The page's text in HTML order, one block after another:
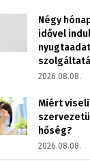
Négy
idővel
2026.08.08.
Miért
hőség?
2026.08.08.